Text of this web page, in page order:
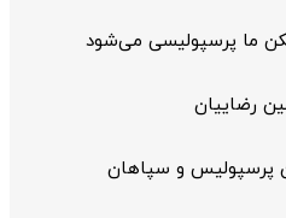
رضاییان
پرسپولیس و سپاهان